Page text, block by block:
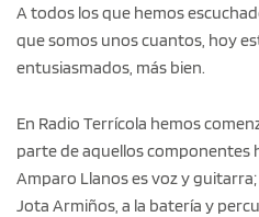
A todos los que hemos
que somos unos cuantos, hoy
entusiasmados, más bien.
En Radio Terrícola hemos
parte de aquellos componentes
Amparo Llanos es voz y
Jota Armiños, a la batería y